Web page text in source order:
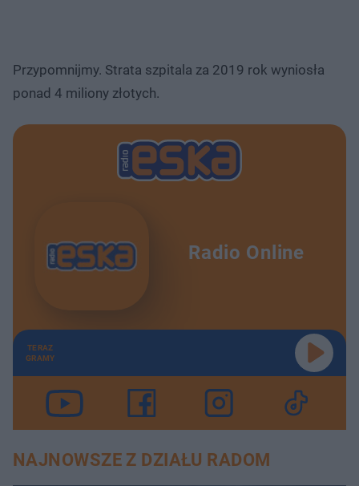
Przypomnijmy. Strata szpitala za 2019 rok wyniosła
ponad 4 miliony złotych.
Radio Online
TERAZ
GRAMY
NAJNOWSZE Z DZIAŁU RADOM